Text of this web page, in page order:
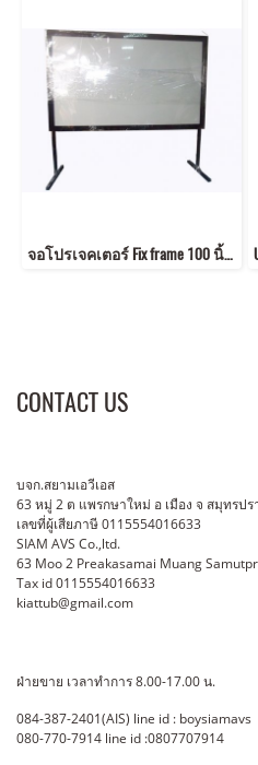
จอโปรเจคเตอร์ Fix frame 100 นิ้ว ขนาด (1.25x2.21m) 16:9 พร้อมขา สูง 80 cm#2
CONTACT US
บจก.สยามเอวีเอส
63 หมู่ 2 ต แพรกษาใหม่ อ เมือง จ สมุทรปร
เลขที่ผู้เสียภาษี 0115554016633
SIAM AVS Co.,ltd.
63 Moo 2 Preakasamai Muang
Tax id 0115554016633
kiattub@gmail.com
ฝ่ายขาย เวลาทำการ 8.00-17.00 น.
084-387-2401(AIS) line id : boysiamavs
080-770-7914 line id :0807707914